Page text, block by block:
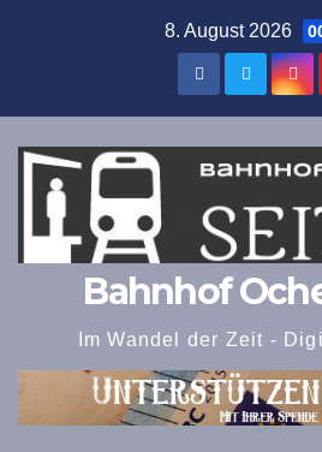
8. August 2026
Bahnhof
Im Wandel der Zeit -